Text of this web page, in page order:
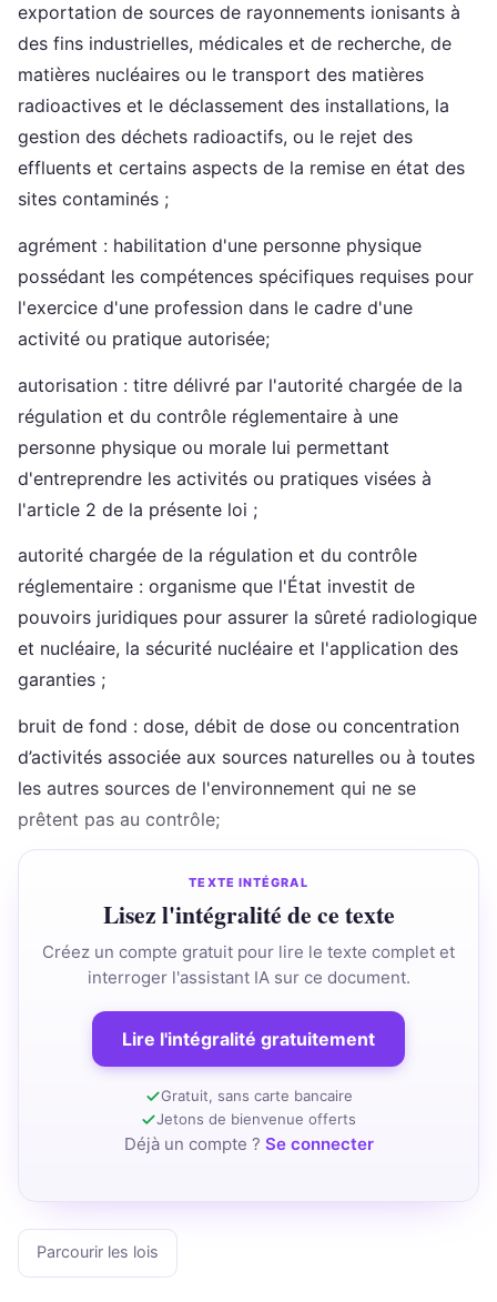
exportation de sources de rayonnements ionisants à
des fins industrielles, médicales et de recherche, de
matières nucléaires ou le transport des matières
radioactives et le déclassement des installations, la
gestion des déchets radioactifs, ou le rejet des
effluents et certains aspects de la remise en état des
sites contaminés ;
agrément : habilitation d'une personne physique
possédant les compétences spécifiques requises pour
l'exercice d'une profession dans le cadre d'une
activité ou pratique autorisée;
autorisation : titre délivré par l'autorité chargée de la
régulation et du contrôle réglementaire à une
personne physique ou morale lui permettant
d'entreprendre les activités ou pratiques visées à
l'article 2 de la présente loi ;
autorité chargée de la régulation et du contrôle
réglementaire : organisme que l'État investit de
pouvoirs juridiques pour assurer la sûreté radiologique
et nucléaire, la sécurité nucléaire et l'application des
garanties ;
bruit de fond : dose, débit de dose ou concentration
d’activités associée aux sources naturelles ou à toutes
les autres sources de l'environnement qui ne se
prêtent pas au contrôle;
TEXTE INTÉGRAL
Lisez l'intégralité de ce texte
Créez un compte gratuit pour lire le texte complet et
interroger l'assistant IA sur ce document.
Lire l'intégralité gratuitement
Gratuit, sans carte bancaire
Jetons de bienvenue offerts
Déjà un compte ? Se connecter
Parcourir les lois